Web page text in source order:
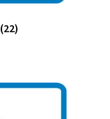
(22)